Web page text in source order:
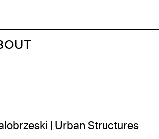
| Urban Structures